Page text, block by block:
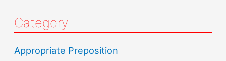
Category
Appropriate Preposition